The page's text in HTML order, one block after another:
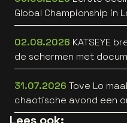
Global Championship in
bekend
02.08.2026 KATSEYE
de schermen met
HEARTS [trailer]
31.07.2026 Tove Lo
chaotische avond een
popsong
Lees ook: